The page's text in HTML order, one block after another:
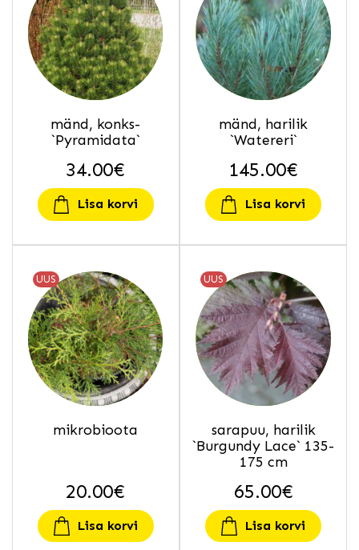
mänd, konks-
`Pyramidata`
34.00€
Lisa korvi
mänd, harilik
`Watereri`
145.00€
Lisa korvi
UUS
mikrobioota
20.00€
Lisa korvi
UUS
sarapuu, harilik
`Burgundy Lace` 135-
175 cm
65.00€
Lisa korvi